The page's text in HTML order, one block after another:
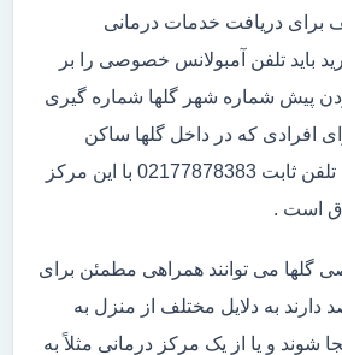
برای دریافت خدمات درمانی
باید تلفن آمبولانس خصوصی را بر
وارد کردن پیش شماره شهر گلها شماره گیری
افرادی که در داخل گلها ساکن
هستند و قصد دارند با تلفن ثابت 02177878383 با این مرکز
است .
گلها می توانند همراهی مطمئن برای
دارند به دلایل مختلف از منزل به
شوند و یا از یک مرکز درمانی مثلاً به